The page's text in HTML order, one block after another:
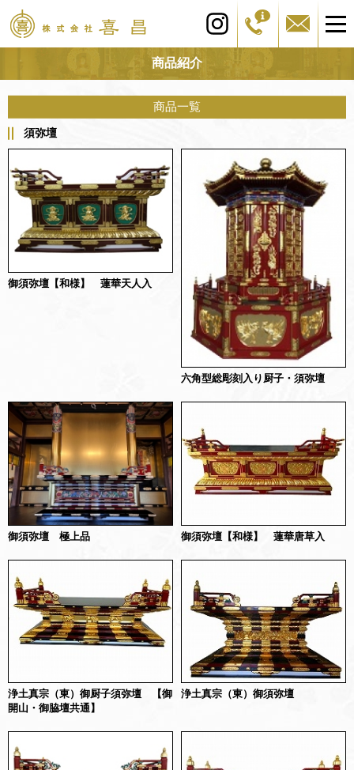
商品紹介
商品一覧
須弥壇
御須弥壇【和様】 蓮華天人入
六角型総彫刻入り厨子・須弥壇
御須弥壇 極上品 御須弥壇【和様】 蓮華唐草入
浄土真宗（東）御厨子須弥壇 【御
開山・御脇壇共通】
浄土真宗（東）御須弥壇